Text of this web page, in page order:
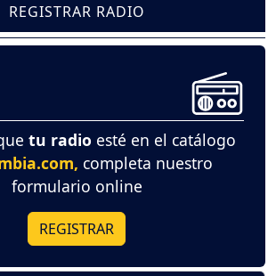
REGISTRAR RADIO
tu radio esté en el catálogo
completa nuestro
formulario online
REGISTRAR